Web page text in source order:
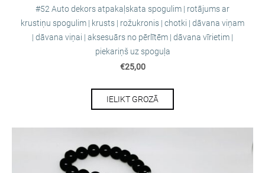
#52 Auto dekors atpakaļskata spogulim | rotājums ar
krustiņu spogulim | krusts | rožukronis | chotki | dāvana viņam
| dāvana viņai | aksesuārs no pērlītēm | dāvana vīrietim |
piekariņš uz spoguļa
€25,00
IELIKT GROZĀ